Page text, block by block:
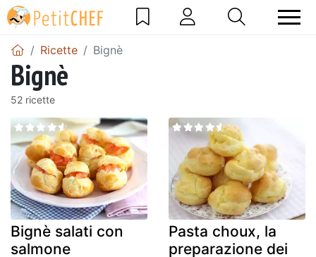
Ricette Bignè
Bignè
52 ricette
Bignè salati con
salmone
Pasta choux, la
preparazione dei